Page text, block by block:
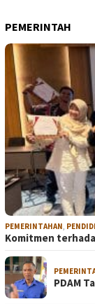
PEMERINTAH
PEMERINTAHAN,
Komitmen
PDAM